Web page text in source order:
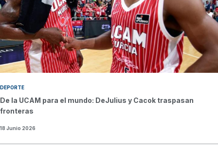
DEPORTE
De la UCAM para el mundo: DeJulius y Cacok traspasan
fronteras
18 Junio 2026